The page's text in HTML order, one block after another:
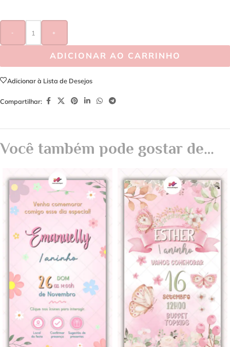
- +
ADICIONAR AO CARRINHO
Adicionar à Lista de Desejos
Compartilhar:
Você também pode gostar de…